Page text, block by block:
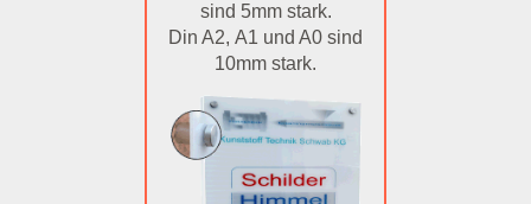
sind 5mm stark.
Din A2, A1 und A0 sind
10mm stark.